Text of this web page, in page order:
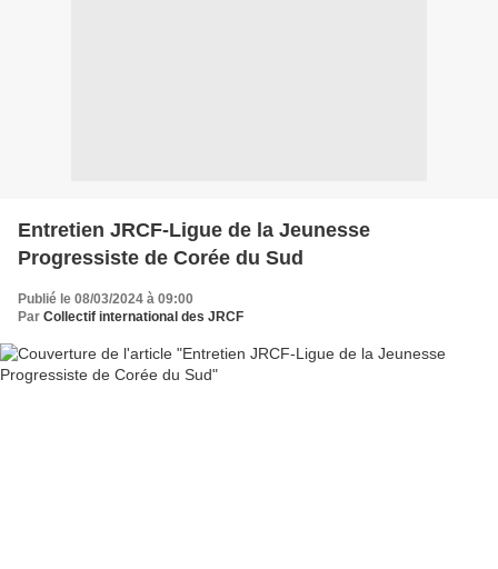
Entretien JRCF-Ligue de la Jeunesse
Progressiste de Corée du Sud
Publié le 08/03/2024 à 09:00
Par Collectif international des JRCF